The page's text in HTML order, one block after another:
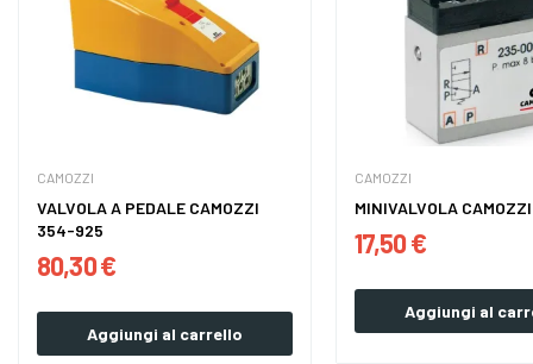
CAMOZZI
VALVOLA A PEDALE CAMOZZI
354-925
80,30 €
Aggiungi al carrello
CAMOZZI
MINIVALVOLA
17,50 €
Aggiungi al